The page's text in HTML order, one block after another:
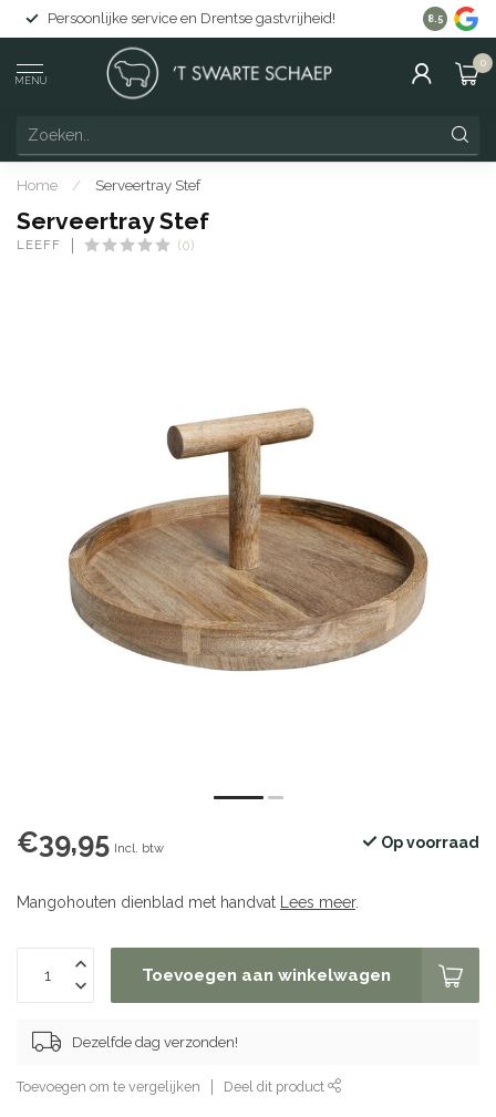
Persoonlijke service en Drentse gastvrijheid! Gratis
8.5
MENU
0
Home / Serveertray Stef
Serveertray Stef
LEEFF (0)
€39,95 Incl. btw Op voorraad
Mangohouten dienblad met handvat Lees meer.
Toevoegen aan winkelwagen
Dezelfde dag verzonden!
Toevoegen om te vergelijken Deel dit product